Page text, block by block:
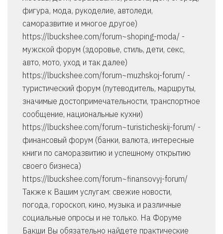
фигура, мода, рукоделие, автоледи,
саморазвитие и многое другое)
https://lbuckshee.com/forum~shoping-moda/ -
мужской форум (здоровье, стиль, дети, секс,
авто, мото, уход и так далее)
https://lbuckshee.com/forum~muzhskoj-forum/ -
туристический форум (путеводитель, маршруты,
значимые достопримечательности, транспортное
сообщение, национальные кухни)
https://lbuckshee.com/forum~turisticheskij-forum/ -
финансовый форум (банки, валюта, интересные
книги по саморазвитию и успешному открытию
своего бизнеса)
https://lbuckshee.com/forum~finansovyj-forum/
Также к Вашим услугам: свежие новости,
погода, гороскоп, кино, музыка и различные
социальные опросы и не только. На Форуме
Бакши Вы обязательно найдете практические